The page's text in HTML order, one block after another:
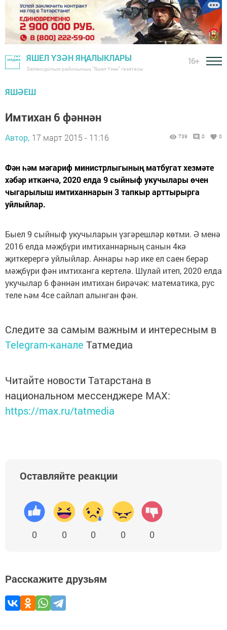
ЯШЕЛ ҮЗӘН ЯҢАЛЫКЛАРЫ
Зеленодольск районының "Яшел Үзән" газетасы
16+
ЯШӘЕШ
Имтихан 6 фәннән
Автор, 17 март 2015 - 11:16 739 0 0
Фән һәм мәгариф министрлыгының матбугат хезмәте
хәбәр иткәнчә, 2020 елда 9 сыйныф укучылары өчен
чыгарылыш имтиханнарын 3 тапкыр арттырырга
уйлыйлар.
Быел 9 сыйныф укучыларын үзгәрешләр көтми. Ә менә
2016 елда мәҗбүри имтиханнарның санын 4кә
җиткерергә уйлыйлар. Аннары һәр ике ел саен берәр
мәҗбүри фән имтиханга кертелә. Шулай итеп, 2020 елда
укучылар 6 фәннән имтихан бирәчәк: математика, рус
теле һәм 4се сайлап алынган фән.
Следите за самым важным и интересным в
Telegram-канале Татмедиа
Читайте новости Татарстана в
национальном мессенджере MАХ:
https://max.ru/tatmedia
Оставляйте реакции
0 0 0 0 0
Расскажите друзьям